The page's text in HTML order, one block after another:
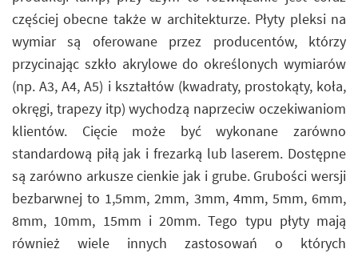
częściej obecne także w architekturze. Płyty pleksi na
wymiar są oferowane przez producentów, którzy
przycinając szkło akrylowe do określonych wymiarów
(np. A3, A4, A5) i kształtów (kwadraty, prostokąty, koła,
okręgi, trapezy itp) wychodzą naprzeciw oczekiwaniom
klientów. Cięcie może być wykonane zarówno
standardową piłą jak i frezarką lub laserem. Dostępne
są zarówno arkusze cienkie jak i grube. Grubości wersji
bezbarwnej to 1,5mm, 2mm, 3mm, 4mm, 5mm, 6mm,
8mm, 10mm, 15mm i 20mm. Tego typu płyty mają
również wiele innych zastosowań o których